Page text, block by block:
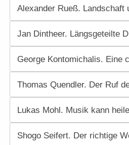
Alexander Rueß. Landschaft
Jan Dintheer. Längsgeteilte
George Kontomichalis. Eine
Thomas Quendler. Der Ruf
Lukas Mohl. Musik kann
Shogo Seifert. Der richtige